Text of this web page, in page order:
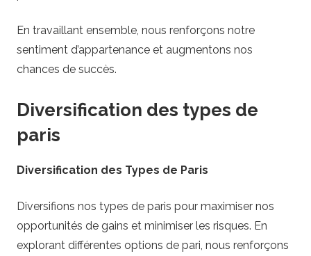
En travaillant ensemble, nous renforçons notre
sentiment d’appartenance et augmentons nos
chances de succès.
Diversification des types de
paris
Diversification des Types de Paris
Diversifions nos types de paris pour maximiser nos
opportunités de gains et minimiser les risques. En
explorant différentes options de pari, nous renforçons